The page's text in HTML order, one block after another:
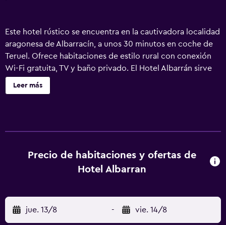
Este hotel rústico se encuentra en la cautivadora localidad
aragonesa de Albarracín, a unos 30 minutos en coche de
Teruel. Ofrece habitaciones de estilo rural con conexión
Wi-Fi gratuita, TV y baño privado. El Hotel Albarrán sirve
un desayuno diario en el comedor. Hay una bonita terraza
y un cómodo salón con chimenea y sofás. El Museo del
Leer más
Precio de habitaciones y ofertas de
Hotel Albarran
jue. 13/8 - vie. 14/8